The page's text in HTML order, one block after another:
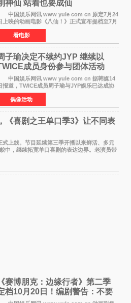
神仙 站着也要成仙
中国娱乐网讯 www yule com cn 原定7月24
上映的动画电影《八仙！》正式宣布提档至7月
日。这部国风动画大片将八仙过海，各显神通
这句刻在国人DNA里的俗语玩出了新花样——影
讲述凡人
看电影
子瑜决定不续约JYP 继续以
成员身份参与团体活动
中国娱乐网讯 www yule com cn 据韩媒14
报道，TWICE成员周子瑜与JYP娱乐已达成协
，不再续签个人专属合约，但她将继续参与
TWICE的完整团体活动。 周子瑜于2015年通
生存节目《SIXTE
偶像活动
《喜剧之王单口季3》让不同表
上线。节目延续第三季开播以来鲜活、多元
中，继续拓宽单口喜剧的表达边界。老演员带
新面孔则
《赛博朋克：边缘行者》第二季
档10月20日！编剧警告：不要
对角色投入太深